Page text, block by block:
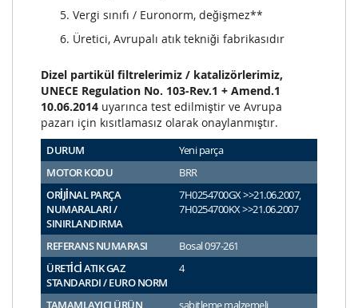
Vergi sınıfı / Euronorm, değişmez**
Üretici, Avrupalı atık tekniği fabrikasıdır
Dizel partikül filtrelerimiz / katalizörlerimiz,
UNECE Regulation No. 103-Rev.1 + Amend.1
10.06.2014 uyarınca test edilmiştir ve Avrupa
pazarı için kısıtlamasız olarak onaylanmıştır.
DURUM
Yeni parça
MOTOR KODU
BRR
ORİJİNAL PARÇA
NUMARALARI /
SINIRLANDIRMA
7H0254700GX >>21.06.2007,
7H0254700KX >>21.06.2007
REFERANS NUMARASI
Bosal 097-261
ÜRETİCİ ATIK GAZ
STANDARDI / EURO NORM
4
TAMAMLAYICI ÜRÜN sabitleme malzemeli